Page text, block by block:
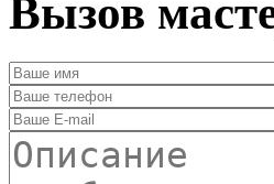
Вызов